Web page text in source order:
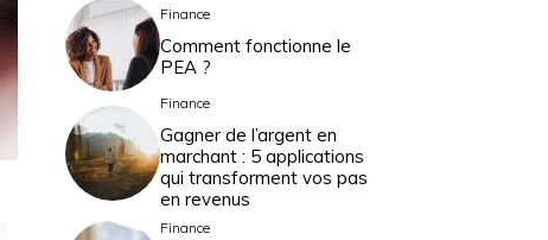
Finance
Comment fonctionne le
PEA ?
Finance
Gagner de l’argent en
marchant : 5 applications
qui transforment vos pas
en revenus
Finance